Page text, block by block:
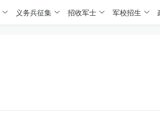
义务兵征集 招收军士 军校招生